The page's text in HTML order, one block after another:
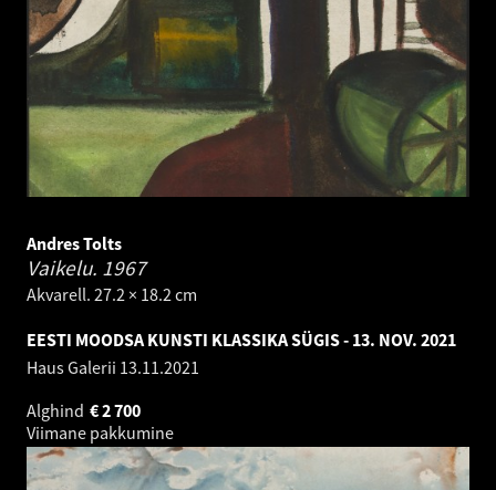
Andres Tolts
Vaikelu. 1967
Akvarell. 27.2 × 18.2 cm
EESTI MOODSA KUNSTI KLASSIKA SÜGIS - 13. NOV. 2021
Haus Galerii 13.11.2021
Alghind
2 700
€
Viimane pakkumine